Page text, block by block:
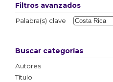
Filtros avanzados
Palabra(s) clave
Buscar categorías
Autores
Título